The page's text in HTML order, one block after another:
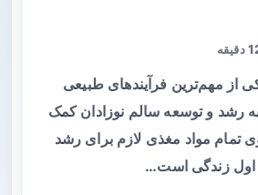
از مهم‌ترین فرآیندهای طبیعی
رشد و توسعه سالم نوزادان کمک
تمام مواد مغذی لازم برای رشد
اول زندگی است…